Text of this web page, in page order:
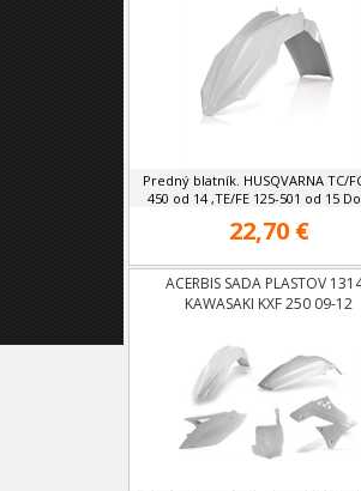
Predný blatník. HUSQVARNA TC/
450 od 14 ,TE/FE 125-501 od 15
22,70 €
ACERBIS SADA PLASTOV
KAWASAKI KXF 250 09-12